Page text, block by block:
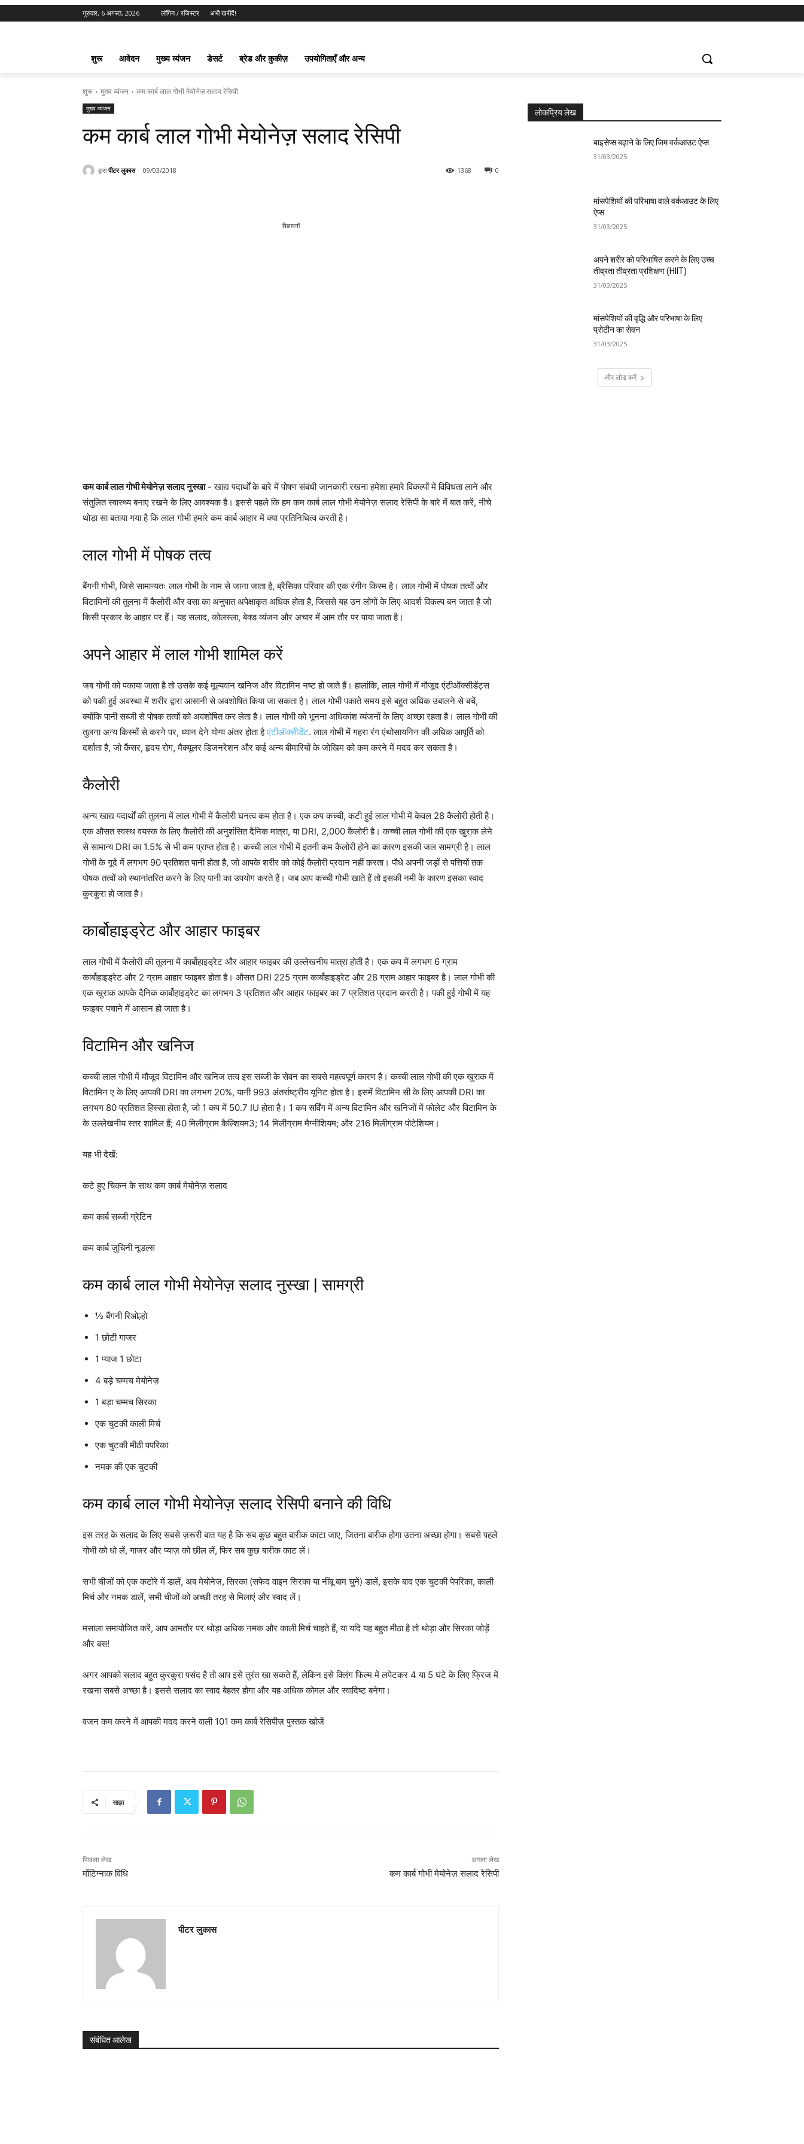
गुरुवार, 6 अगस्त, 2026 लॉगिन / रजिस्टर अभी खरीदें!
शुरू आवेदन मुख्य व्यंजन डेसर्ट ब्रेड और कुकीज़ उपयोगिताएँ और अन्य
शुरू मुख्य व्यंजन कम कार्ब लाल गोभी मेयोनेज़ सलाद रेसिपी
मुख्य व्यंजन
कम कार्ब लाल गोभी मेयोनेज़ सलाद रेसिपी
द्वारा पीटर लुकास 09/03/2018 0
1368
विज्ञापनों
कम कार्ब लाल गोभी मेयोनेज़ सलाद नुस्खा- खाद्य पदार्थों के बारे में पोषण संबंधी जानकारी रखना हमेशा हमारे विकल्पों में विविधता लाने और
संतुलित स्वास्थ्य बनाए रखने के लिए आवश्यक है। इससे पहले कि हम कम कार्ब लाल गोभी मेयोनेज़ सलाद रेसिपी के बारे में बात करें, नीचे
थोड़ा सा बताया गया है कि लाल गोभी हमारे कम कार्ब आहार में क्या प्रतिनिधित्व करती है।
लाल गोभी में पोषक तत्व
बैंगनी गोभी, जिसे सामान्यतः लाल गोभी के नाम से जाना जाता है, ब्रैसिका परिवार की एक रंगीन किस्म है। लाल गोभी में पोषक तत्वों और
विटामिनों की तुलना में कैलोरी और वसा का अनुपात अपेक्षाकृत अधिक होता है, जिससे यह उन लोगों के लिए आदर्श विकल्प बन जाता है जो
किसी प्रकार के आहार पर हैं। यह सलाद, कोलस्ला, बेक्ड व्यंजन और अचार में आम तौर पर पाया जाता है।
अपने आहार में लाल गोभी शामिल करें
जब गोभी को पकाया जाता है तो उसके कई मूल्यवान खनिज और विटामिन नष्ट हो जाते हैं। हालांकि, लाल गोभी में मौजूद एंटीऑक्सीडेंट्स
को पकी हुई अवस्था में शरीर द्वारा आसानी से अवशोषित किया जा सकता है। लाल गोभी पकाते समय इसे बहुत अधिक उबालने से बचें,
क्योंकि पानी सब्जी से पोषक तत्वों को अवशोषित कर लेता है। लाल गोभी को भूनना अधिकांश व्यंजनों के लिए अच्छा रहता है। लाल गोभी की
तुलना अन्य किस्मों से करने पर, ध्यान देने योग्य अंतर होता हैएंटीऑक्सीडेंट. लाल गोभी में गहरा रंग एंथोसायनिन की अधिक आपूर्ति को
दर्शाता है, जो कैंसर, हृदय रोग, मैक्यूलर डिजनरेशन और कई अन्य बीमारियों के जोखिम को कम करने में मदद कर सकता है।
कैलोरी
अन्य खाद्य पदार्थों की तुलना में लाल गोभी में कैलोरी घनत्व कम होता है। एक कप कच्ची, कटी हुई लाल गोभी में केवल 28 कैलोरी होती है।
एक औसत स्वस्थ वयस्क के लिए कैलोरी की अनुशंसित दैनिक मात्रा, या DRI, 2,000 कैलोरी है। कच्ची लाल गोभी की एक खुराक लेने
से सामान्य DRI का 1.5% से भी कम प्राप्त होता है। कच्ची लाल गोभी में इतनी कम कैलोरी होने का कारण इसकी जल सामग्री है। लाल
गोभी के गूदे में लगभग 90 प्रतिशत पानी होता है, जो आपके शरीर को कोई कैलोरी प्रदान नहीं करता। पौधे अपनी जड़ों से पत्तियों तक
पोषक तत्वों को स्थानांतरित करने के लिए पानी का उपयोग करते हैं। जब आप कच्ची गोभी खाते हैं तो इसकी नमी के कारण इसका स्वाद
कुरकुरा हो जाता है।
कार्बोहाइड्रेट और आहार फाइबर
लाल गोभी में कैलोरी की तुलना में कार्बोहाइड्रेट और आहार फाइबर की उल्लेखनीय मात्रा होती है। एक कप में लगभग 6 ग्राम
कार्बोहाइड्रेट और 2 ग्राम आहार फाइबर होता है। औसत DRI 225 ग्राम कार्बोहाइड्रेट और 28 ग्राम आहार फाइबर है। लाल गोभी की
एक खुराक आपके दैनिक कार्बोहाइड्रेट का लगभग 3 प्रतिशत और आहार फाइबर का 7 प्रतिशत प्रदान करती है। पकी हुई गोभी में यह
फाइबर पचाने में आसान हो जाता है।
विटामिन और खनिज
कच्ची लाल गोभी में मौजूद विटामिन और खनिज तत्व इस सब्जी के सेवन का सबसे महत्वपूर्ण कारण है। कच्ची लाल गोभी की एक खुराक में
विटामिन ए के लिए आपकी DRI का लगभग 20%, यानी 993 अंतर्राष्ट्रीय यूनिट होता है। इसमें विटामिन सी के लिए आपकी DRI का
लगभग 80 प्रतिशत हिस्सा होता है, जो 1 कप में 50.7 IU होता है। 1 कप सर्विंग में अन्य विटामिन और खनिजों में फोलेट और विटामिन के
के उल्लेखनीय स्तर शामिल हैं; 40 मिलीग्राम कैल्शियम3; 14 मिलीग्राम मैग्नीशियम; और 216 मिलीग्राम पोटेशियम।
यह भी देखें:
कटे हुए चिकन के साथ कम कार्ब मेयोनेज़ सलाद
कम कार्ब सब्जी ग्रेटिन
कम कार्ब ज़ुचिनी नूडल्स
कम कार्ब लाल गोभी मेयोनेज़ सलाद नुस्खा | सामग्री
½ बैंगनी रिओल्हो
1 छोटी गाजर
1 प्याज 1 छोटा
4 बड़े चम्मच मेयोनेज़
1 बड़ा चम्मच सिरका
एक चुटकी काली मिर्च
एक चुटकी मीठी पपरिका
नमक की एक चुटकी
कम कार्ब लाल गोभी मेयोनेज़ सलाद रेसिपी बनाने की विधि
इस तरह के सलाद के लिए सबसे ज़रूरी बात यह है कि सब कुछ बहुत बारीक काटा जाए, जितना बारीक होगा उतना अच्छा होगा। सबसे पहले
गोभी को धो लें, गाजर और प्याज़ को छील लें, फिर सब कुछ बारीक काट लें।
सभी चीजों को एक कटोरे में डालें, अब मेयोनेज़, सिरका (सफेद वाइन सिरका या नींबू बाम चुनें) डालें, इसके बाद एक चुटकी पेपरिका, काली
मिर्च और नमक डालें, सभी चीजों को अच्छी तरह से मिलाएं और स्वाद लें।
मसाला समायोजित करें, आप आमतौर पर थोड़ा अधिक नमक और काली मिर्च चाहते हैं, या यदि यह बहुत मीठा है तो थोड़ा और सिरका जोड़ें
और बस!
अगर आपको सलाद बहुत कुरकुरा पसंद है तो आप इसे तुरंत खा सकते हैं, लेकिन इसे क्लिंग फिल्म में लपेटकर 4 या 5 घंटे के लिए फ्रिज में
रखना सबसे अच्छा है। इससे सलाद का स्वाद बेहतर होगा और यह अधिक कोमल और स्वादिष्ट बनेगा।
वजन कम करने में आपकी मदद करने वाली 101 कम कार्ब रेसिपीज़ पुस्तक खोजें
साझा
पिछला लेख
मोंटिग्नाक विधि
अगला लेख
कम कार्ब गोभी मेयोनेज़ सलाद रेसिपी
पीटर लुकास
संबंधित आलेख
लोकप्रिय लेख
बाइसेप्स बढ़ाने के लिए जिम वर्कआउट ऐप्स
31/03/2025
मांसपेशियों की परिभाषा वाले वर्कआउट के लिए
ऐप्स
31/03/2025
अपने शरीर को परिभाषित करने के लिए उच्च
तीव्रता तीव्रता प्रशिक्षण (HIIT)
31/03/2025
मांसपेशियों की वृद्धि और परिभाषा के लिए
प्रोटीन का सेवन
31/03/2025
और लोड करें